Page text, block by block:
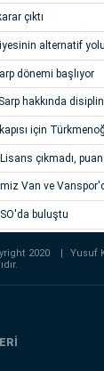
çıktı
alternatif
dönemi başlıyor
hakkında
için
çıkmadı,
Van ve
buluştu
2020 | Yusuf